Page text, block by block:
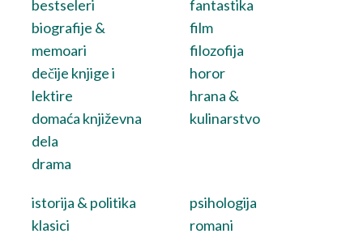
bestseleri
biografije &
memoari
dečije knjige i
lektire
domaća književna
dela
drama
fantastika
film
filozofija
horor
hrana &
kulinarstvo
istorija & politika
klasici
psihologija
romani